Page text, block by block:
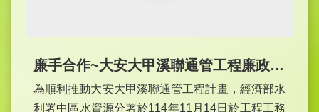
廉手合作~大安大甲溪聯通管工程廉政平臺第4次聯繫會議
為順利推動大安大甲溪聯通管工程計畫，經濟部水
利署中區水資源分署於114年11月14日於工程工務